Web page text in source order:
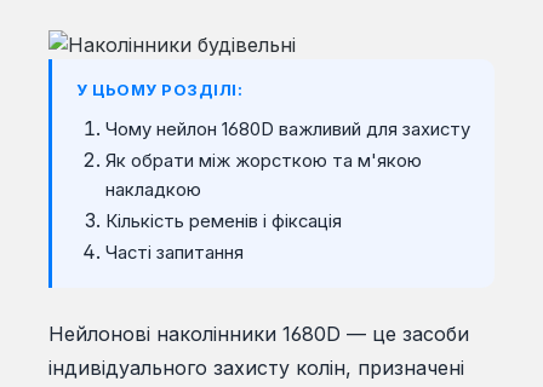
У ЦЬОМУ РОЗДІЛІ:
Чому нейлон 1680D важливий для захисту
Як обрати між жорсткою та м'якою
накладкою
Кількість ременів і фіксація
Часті запитання
Нейлонові наколінники 1680D — це засоби
індивідуального захисту колін, призначені